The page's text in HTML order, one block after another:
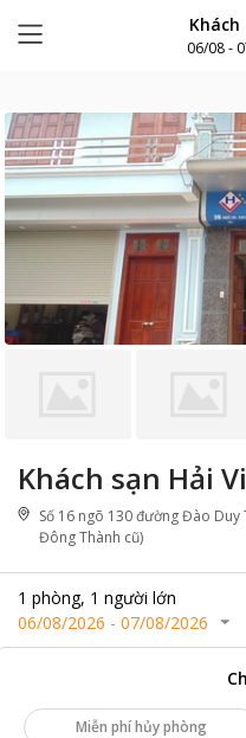
Khách
06/08 -
Khách sạn Hải
Số 16 ngõ 130 đường Đào
Đông Thành cũ)
1 phòng, 1 người lớn
06/08/2026 - 07/08/2026
Miễn phí hủy phòng